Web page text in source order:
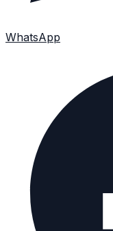
WhatsApp